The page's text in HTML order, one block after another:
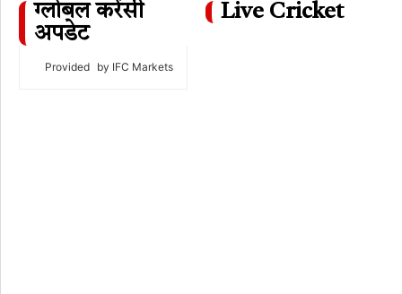
ग्लोबल करेंसी
अपडेट
Provided by IFC Markets
Live Cricket